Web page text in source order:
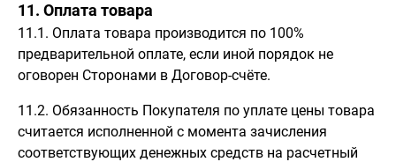
11. Оплата товара
11.1. Оплата товара производится по 100%
предварительной оплате, если иной порядок не
оговорен Сторонами в Договор-счёте.
11.2. Обязанность Покупателя по уплате цены товара
считается исполненной с момента зачисления
соответствующих денежных средств на расчетный